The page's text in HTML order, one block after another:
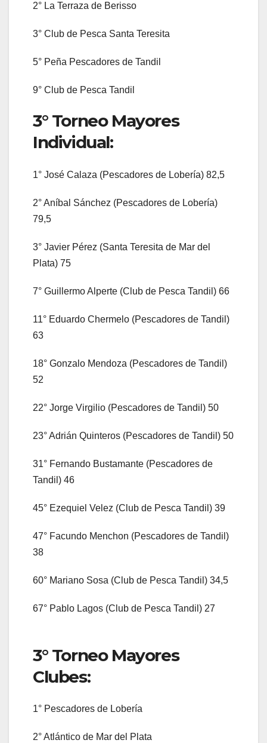
2° La Terraza de Berisso
3° Club de Pesca Santa Teresita
5° Peña Pescadores de Tandil
9° Club de Pesca Tandil
3° Torneo Mayores
Individual:
1° José Calaza (Pescadores de Lobería) 82,5
2° Aníbal Sánchez (Pescadores de Lobería)
79,5
3° Javier Pérez (Santa Teresita de Mar del
Plata) 75
7° Guillermo Alperte (Club de Pesca Tandil) 66
11° Eduardo Chermelo (Pescadores de Tandil)
63
18° Gonzalo Mendoza (Pescadores de Tandil)
52
22° Jorge Virgilio (Pescadores de Tandil) 50
23° Adrián Quinteros (Pescadores de Tandil) 50
31° Fernando Bustamante (Pescadores de
Tandil) 46
45° Ezequiel Velez (Club de Pesca Tandil) 39
47° Facundo Menchon (Pescadores de Tandil)
38
60° Mariano Sosa (Club de Pesca Tandil) 34,5
67° Pablo Lagos (Club de Pesca Tandil) 27
3° Torneo Mayores
Clubes:
1° Pescadores de Lobería
2° Atlántico de Mar del Plata